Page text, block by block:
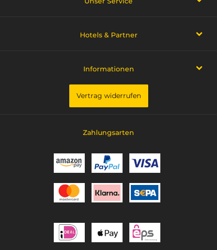
Hotels & Partner
Informationen
Vertrag widerrufen
Zahlungsarten